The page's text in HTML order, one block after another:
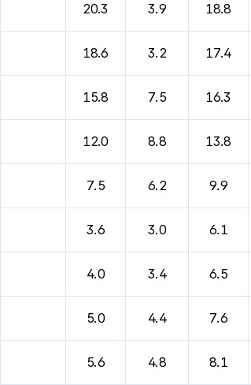
20.3 3.9 18.8
18.6 3.2 17.4
15.8 7.5 16.3
12.0 8.8 13.8
7.5 6.2 9.9
3.6 3.0 6.1
4.0 3.4 6.5
5.0 4.4 7.6
5.6 4.8 8.1